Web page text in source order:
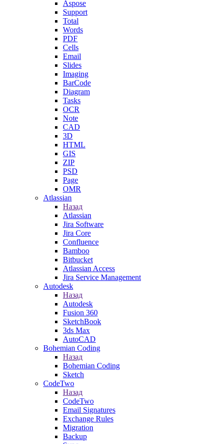
Aspose
Support
Total
Words
PDF
Cells
Email
Slides
Imaging
BarCode
Diagram
Tasks
OCR
Note
CAD
3D
HTML
GIS
ZIP
PSD
Page
OMR
Atlassian
Назад
Atlassian
Jira Software
Jira Core
Confluence
Bamboo
Bitbucket
Atlassian Access
Jira Service Management
Autodesk
Назад
Autodesk
Fusion 360
SketchBook
3ds Max
AutoCAD
Bohemian Coding
Назад
Bohemian Coding
Sketch
CodeTwo
Назад
CodeTwo
Email Signatures
Exchange Rules
Migration
Backup